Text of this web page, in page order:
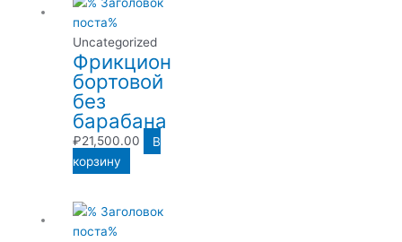
Uncategorized
Фрикцион
бортовой
без
барабана
₽21,500.00
В
корзину